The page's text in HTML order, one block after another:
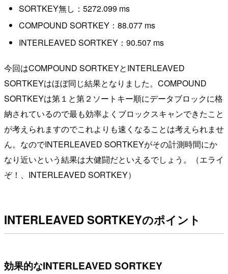
SORTKEY無し：5272.099 ms
COMPOUND SORTKEY：88.077 ms
INTERLEAVED SORTKEY：90.507 ms
今回はCOMPOUND SORTKEYとINTERLEAVED
SORTKEYはほぼ同じ結果となりました。COMPOUND
SORTKEYは第１と第２ソートキー順にデータブロックに格
納されているので最も効率よくブロックスキャンできたこと
が考えられますのでこれよりも速くなることは考えられませ
ん。なのでINTERLEAVED SORTKEYがその計測時間にか
なり近いという結果は大健闘だといえるでしょう。（エライ
ぞ！、INTERLEAVED SORTKEY）
INTERLEAVED SORTKEYのポイント
効果的なINTERLEAVED SORTKEY